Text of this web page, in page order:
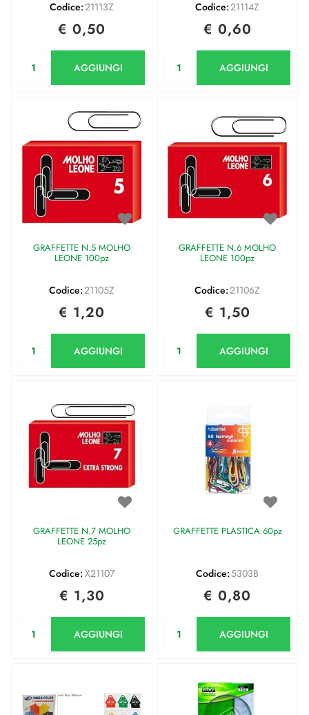
Codice:21113Z
€ 0,50
AGGIUNGI
Codice:21114Z
€ 0,60
AGGIUNGI
GRAFFETTE N.5 MOLHO
LEONE 100pz
Codice:21105Z
€ 1,20
AGGIUNGI
GRAFFETTE N.6 MOLHO
LEONE 100pz
Codice:21106Z
€ 1,50
AGGIUNGI
GRAFFETTE N.7 MOLHO
LEONE 25pz
Codice: X21107
€ 1,30
AGGIUNGI
GRAFFETTE PLASTICA 60pz
Codice:5303B
€ 0,80
AGGIUNGI